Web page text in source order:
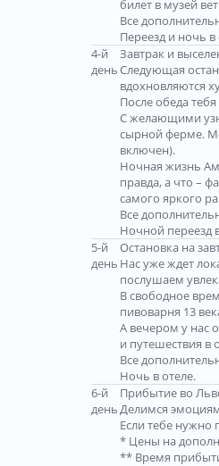
билет в музей
Все
Переезд и ночь в
4-й
день
Завтрак и
Следующая
вдохновляются
После обеда
С желающими
сырной ферме.
включен).
Ночная жизнь
правда, а что –
самого яркого
Все
Ночной переезд
5-й
день
Остановка на
Нас уже ждет
послушаем
В свободное
пивоварня 13
А вечером у нас
и путешествия
Все
Ночь в отеле.
6-й
день
Прибытие во
Делимся
Если тебе нужно
* Цены на
** Время